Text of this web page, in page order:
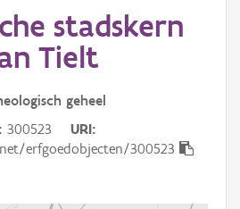
stadskern
Tielt
geheel
300523
URI
erfgoedobjecten/300523